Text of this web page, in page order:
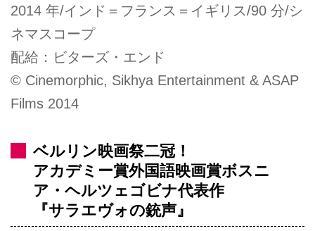
2014 年/インド＝フランス＝イギリス/90 分/シ
ネマスコープ
配給：ビターズ・エンド
© Cinemorphic, Sikhya Entertainment & ASAP
Films 2014
ベルリン映画祭二冠！
アカデミー賞外国語映画賞ボスニ
ア・ヘルツェゴビナ代表作
『サラエヴォの銃声』